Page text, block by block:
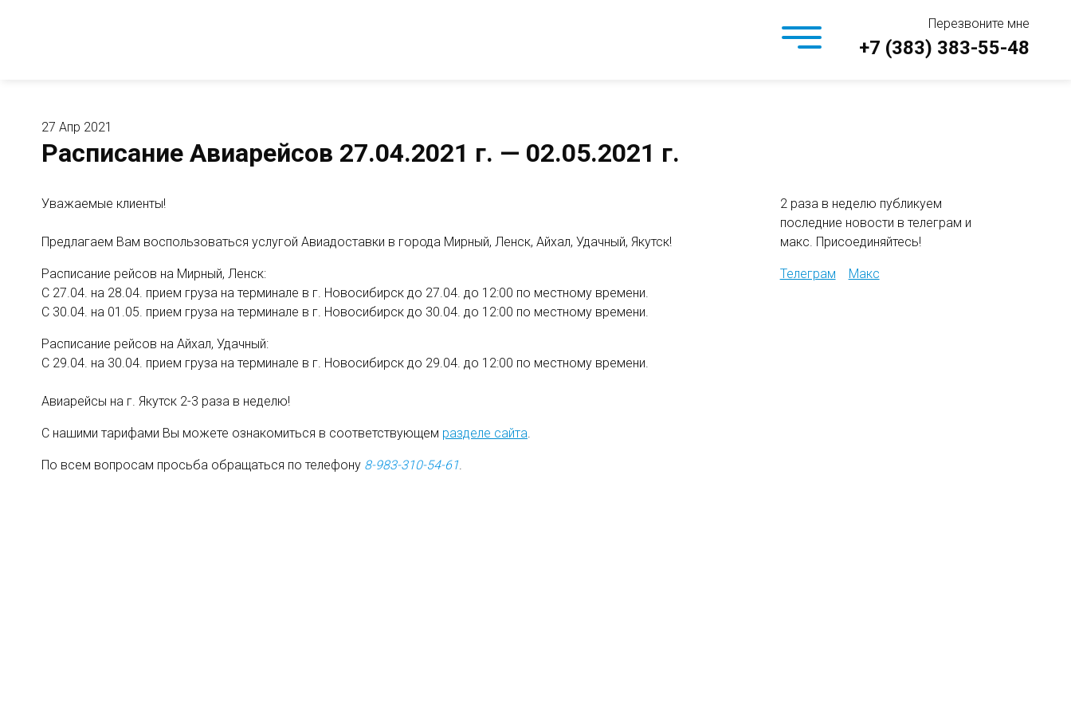
Перезвоните мне
+7 (383) 383-55-48
27 Апр 2021
Расписание Авиарейсов 27.04.2021 г. — 02.05.2021 г.
Уважаемые клиенты!
Предлагаем Вам воспользоваться услугой Авиадоставки в города Мирный, Ленск, Айхал, Удачный, Якутск!
Расписание рейсов на Мирный, Ленск:
С 27.04. на 28.04. прием груза на терминале в г. Новосибирск до 27.04. до 12:00 по местному времени.
С 30.04. на 01.05. прием груза на терминале в г. Новосибирск до 30.04. до 12:00 по местному времени.
Расписание рейсов на Айхал, Удачный:
С 29.04. на 30.04. прием груза на терминале в г. Новосибирск до 29.04. до 12:00 по местному времени.
Авиарейсы на г. Якутск 2-3 раза в неделю!
С нашими тарифами Вы можете ознакомиться в соответствующем разделе сайта.
По всем вопросам просьба обращаться по телефону 8-983-310-54-61.
2 раза в неделю публикуем
последние новости в телеграм и
макс. Присоединяйтесь!
Телеграм Макс